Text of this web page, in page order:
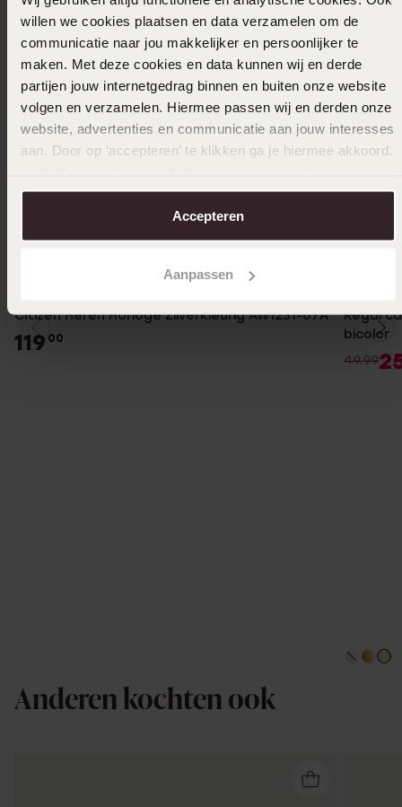
willen we cookies plaatsen en data verzamelen om de
communicatie naar jou makkelijker en persoonlijker te
maken. Met deze cookies en data kunnen wij en derde
partijen jouw internetgedrag binnen en buiten onze website
volgen en verzamelen. Hiermee passen wij en derden onze
website, advertenties en communicatie aan jouw interesses
aan. Door op ‘accepteren’ te klikken ga je hiermee akkoord.
over in onscookiebeleid.
Accepteren
Aanpassen
Citizen Heren Horloge Zilverkleurig AW1231-07A
119 00
Regal
bicolor
49.99
Anderen kochten ook